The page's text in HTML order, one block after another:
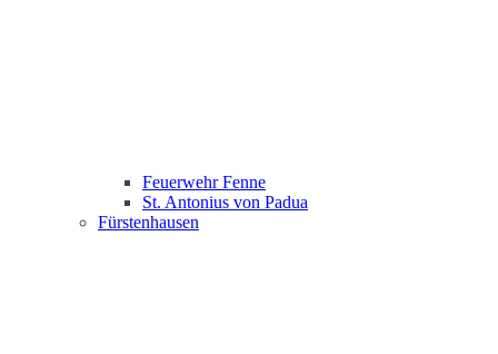
Feuerwehr Fenne
St. Antonius von Padua
Fürstenhausen